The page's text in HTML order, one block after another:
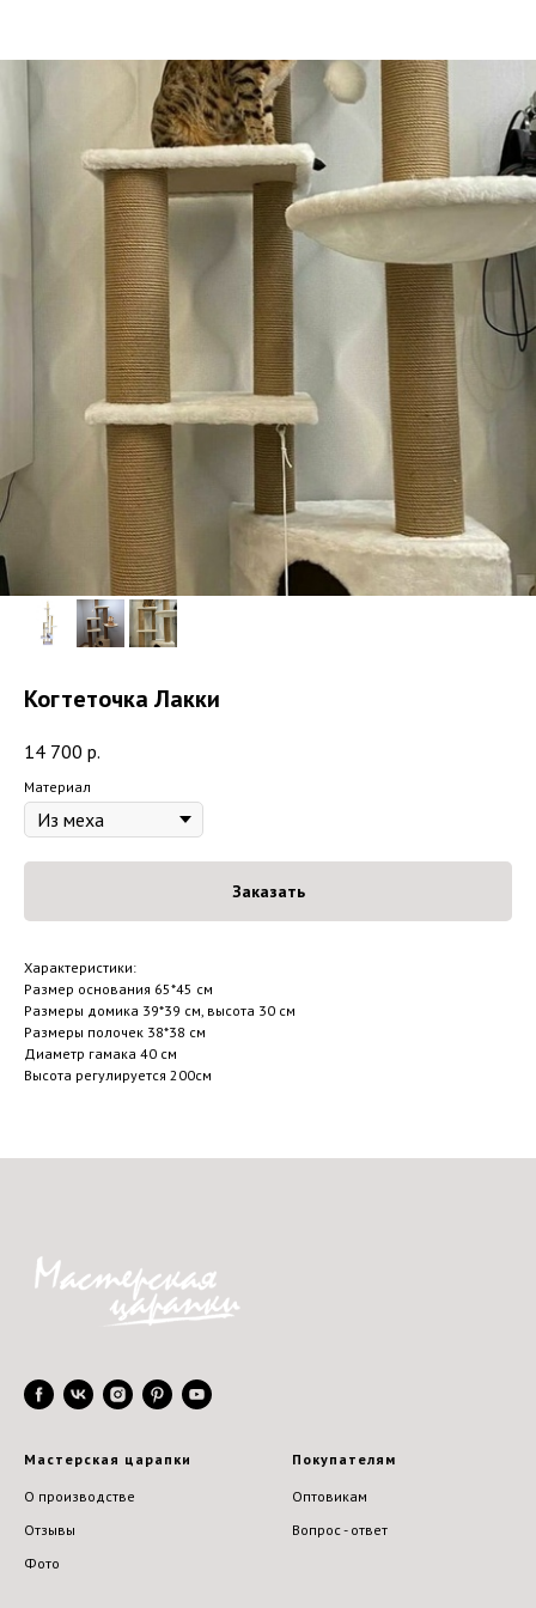
Когтеточка Лакки
14 700 р.
Материал
Заказать
Характеристики:
Размер основания 65*45 см
Размеры домика 39*39 см, высота 30 см
Размеры полочек 38*38 см
Диаметр гамака 40 см
Высота регулируется 200см
Мастерская царапки
О производстве
Отзывы
Фото
Покупателям
Оптовикам
Вопрос - ответ